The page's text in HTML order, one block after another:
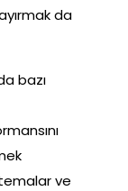
da
bazı
ve